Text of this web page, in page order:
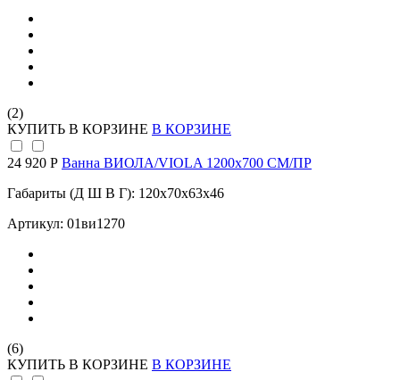
(2)
КУПИТЬ В КОРЗИНЕ В КОРЗИНЕ
24 920 Р Ванна ВИОЛА/VIOLA 1200х700 СМ/ПР
Габариты (Д Ш В Г): 120x70x63x46
Артикул: 01ви1270
(6)
КУПИТЬ В КОРЗИНЕ В КОРЗИНЕ